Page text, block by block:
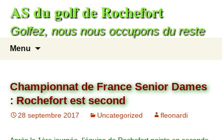
AS du golf de Rochefort
Golfez, nous nous occupons du reste
Menu
Championnat de France Senior Dames
: Rochefort est second
28 septembre 2017 Uncategorized fleonardi